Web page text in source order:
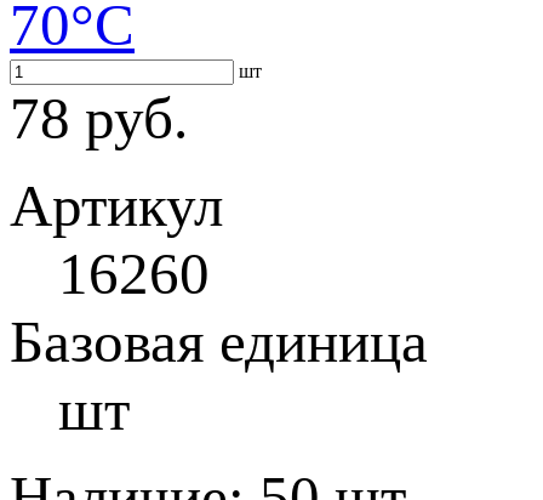
70°С
шт
78 руб.
Артикул
16260
Базовая единица
шт